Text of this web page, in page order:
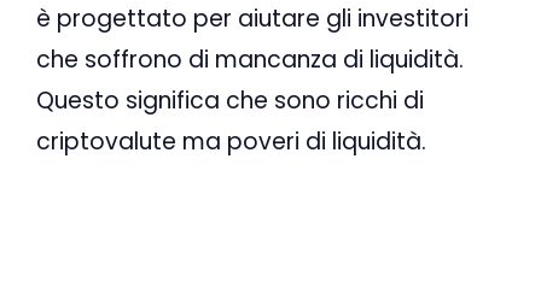
è progettato per aiutare gli investitori
che soffrono di mancanza di liquidità.
Questo significa che sono ricchi di
criptovalute ma poveri di liquidità.